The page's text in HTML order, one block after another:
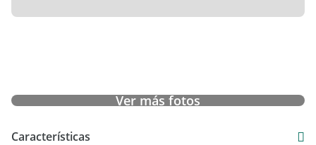
Ver más fotos
Características